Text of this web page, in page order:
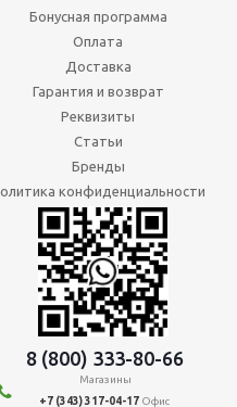
Бонусная программа
Оплата
Доставка
Гарантия и возврат
Реквизиты
Статьи
Бренды
конфиденциальности
8 (800) 333-80-66
Магазины
+7 (343) 317-04-17 Офис